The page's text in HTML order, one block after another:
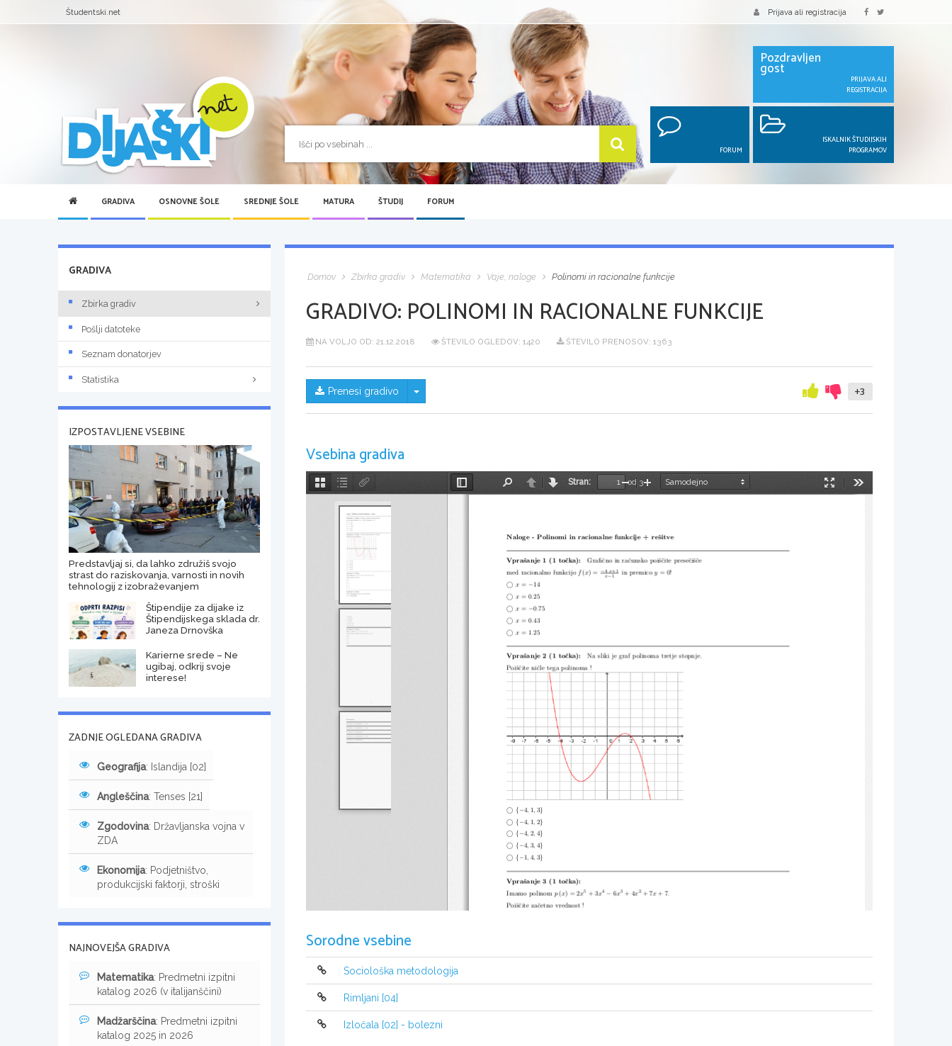
Študentski.net Prijava ali registracija
Pozdravljen
gost
PRIJAVA ALI
REGISTRACIJA
FORUM
ISKALNIK ŠTUDIJSKIH
PROGRAMOV
GRADIVA OSNOVNE ŠOLE SREDNJE ŠOLE MATURA ŠTUDIJ FORUM
Domov Zbirka gradiv Matematika Vaje, naloge Polinomi in racionalne funkcije
GRADIVO: POLINOMI IN RACIONALNE FUNKCIJE
NA VOLJO OD: 21.12.2018 ŠTEVILO OGLEDOV: 1420 ŠTEVILO PRENOSOV: 1363
Prenesi gradivo Skrij/prikaži meni +3
Vsebina gradiva
SličiceOris
Preklopi
NazajNaprej
Stran:
od 3
Način
PomanjšajPovečaj
www.Exercise-Math.com
Naloge - Polinomi in racionalne funkcije + reˇsitve
Vpraˇsanje 1 (1 toˇcka):
Grafiˇcno in raˇcunsko poiˇsˇcite preseˇciˇsˇce
med racionalno funkcijo f (x) = − 4 x+1
x− 1 in premico y = 0!
©
x = − 14
©
x = 0.25
©
x = − 0.75
©
x = 0.43
©
x = 1.25
Vpraˇsanje 2 (1 toˇcka):
Na sliki je graf polinoma tretje stopnje.
Poiˇsˇcite niˇcle tega polinoma !
© {−4, 1, 3}
© {−4, 1, 2}
© {−4, 2, 4}
© {−4, 3, 4}
© {− 1, 4, 3}
Vpraˇsanje 3 (1 toˇcka):
Imamo polinom p (x) = 2x5 + 3x4 − 6x3 + 4x2 + 7x + 7.
Poiˇsˇcite zaˇcetno vrednost !
x 2x
3
Sorodne vsebine
Sociološka metodologija
Rimljani [04]
Izločala [02] - bolezni
GRADIVA
Zbirka gradiv
Pošlji datoteke
Seznam donatorjev
Statistika
IZPOSTAVLJENE VSEBINE
Predstavljaj si, da lahko združiš svojo
strast do raziskovanja, varnosti in novih
tehnologij z izobraževanjem
Štipendije za dijake iz
Štipendijskega sklada dr.
Janeza Drnovška
Karierne srede – Ne
ugibaj, odkrij svoje
interese!
ZADNJE OGLEDANA GRADIVA
Geografija: Islandija [02]
Angleščina: Tenses [21]
Zgodovina: Državljanska vojna v
ZDA
Ekonomija: Podjetništvo,
produkcijski faktorji, stroški
NAJNOVEJŠA GRADIVA
Matematika: Predmetni izpitni
katalog 2026 (v italijanščini)
Madžarščina: Predmetni izpitni
katalog 2025 in 2026